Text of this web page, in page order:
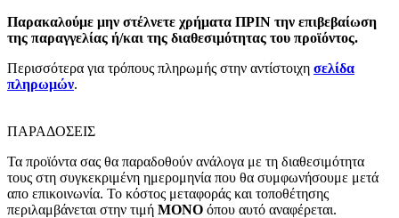
Παρακαλούμε μην στέλνετε χρήματα ΠΡΙΝ την επιβεβαίωση
της παραγγελίας ή/και της διαθεσιμότητας του προϊόντος.
Περισσότερα για τρόπους πληρωμής στην αντίστοιχη σελίδα
πληρωμών.
ΠΑΡΑΔΟΣΕΙΣ
Τα προϊόντα σας θα παραδοθούν ανάλογα με τη διαθεσιμότητα
τους στη συγκεκριμένη ημερομηνία που θα συμφωνήσουμε μετά
απο επικοινωνία. Το κόστος μεταφοράς και τοποθέτησης
περιλαμβάνεται στην τιμή MONO όπου αυτό αναφέρεται.